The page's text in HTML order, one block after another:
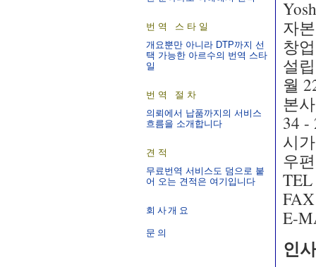
번역 스타일
개요뿐만 아니라 DTP까지 선
택 가능한 아르수의 번역 스타
일
번역 절차
의뢰에서 납품까지의 서비스
흐름을 소개합니다
견적
무료번역 서비스도 덤으로 붙
어 오는 견적은 여기입니다
회사개요
문의
자
창
설
월
본
34 -
시
우
TEL
E-
인